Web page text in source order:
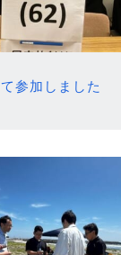
参加しました